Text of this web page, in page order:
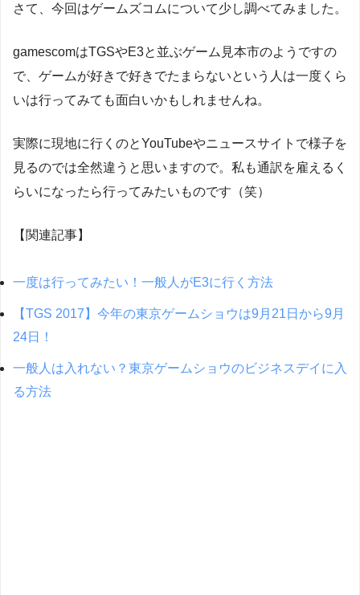
さて、今回はゲームズコムについて少し調べてみました。
gamescomはTGSやE3と並ぶゲーム見本市のようですの
で、ゲームが好きで好きでたまらないという人は一度くら
いは行ってみても面白いかもしれませんね。
実際に現地に行くのとYouTubeやニュースサイトで様子を
見るのでは全然違うと思いますので。私も通訳を雇えるく
らいになったら行ってみたいものです（笑）
【関連記事】
一度は行ってみたい！一般人がE3に行く方法
【TGS 2017】今年の東京ゲームショウは9月21日から9月
24日！
一般人は入れない？東京ゲームショウのビジネスデイに入
る方法